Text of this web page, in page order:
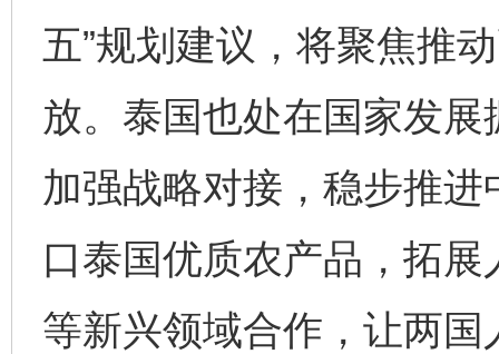
五”规划建议，将聚焦推
放。泰国也处在国家发
加强战略对接，稳步推
口泰国优质农产品，拓
等新兴领域合作，让两